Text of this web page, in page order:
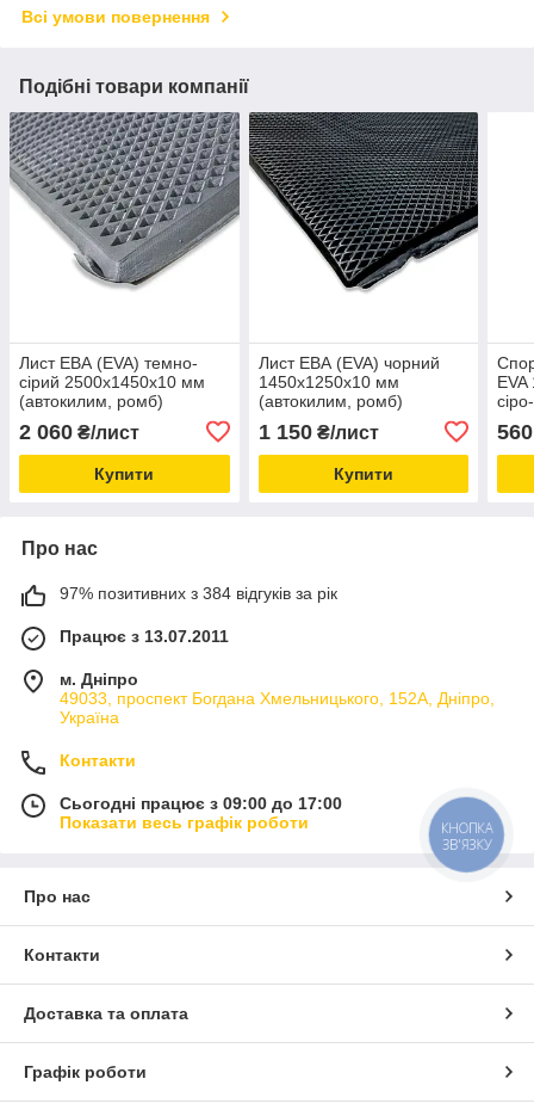
Всі умови повернення
Подібні товари компанії
Лист ЕВА (EVA) темно-
сірий 2500х1450х10 мм
(автокилим, ромб)
2 060 ₴/лист
Купити
Лист ЕВА (EVA) чорний
1450х1250х10 мм
(автокилим, ромб)
1 150₴/лист
Купити
560
Про нас
97% позитивних з 384 відгуків за рік
Працює з 13.07.2011
м. Дніпро
49033, проспект Богдана Хмельницького, 152А, Дніпро,
Україна
Контакти
Сьогодні працює з 09:00 до 17:00
Показати весь графік роботи
Про нас
Контакти
Доставка та оплата
Графік роботи
КНОПКА
ЗВ'ЯЗКУ